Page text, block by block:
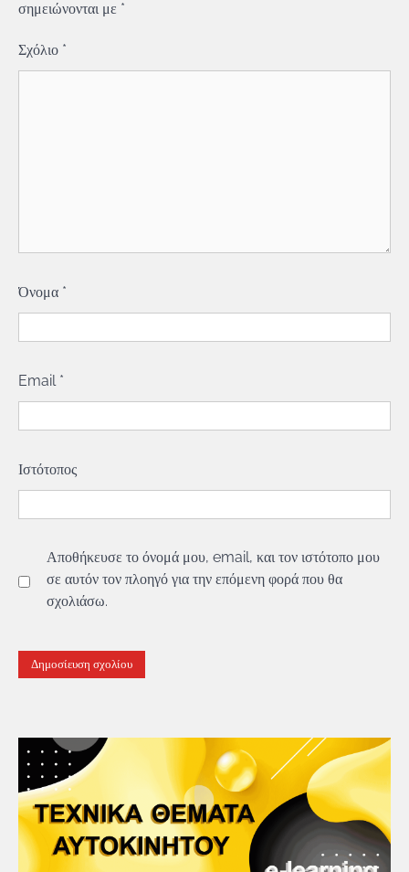
σημειώνονται με *
Σχόλιο *
Όνομα *
Email *
Ιστότοπος
Αποθήκευσε το όνομά μου, email, και τον ιστότοπο μου
σε αυτόν τον πλοηγό για την επόμενη φορά που θα
σχολιάσω.